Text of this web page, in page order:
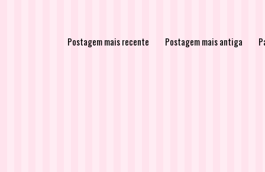
Postagem mais recente Postagem mais antiga